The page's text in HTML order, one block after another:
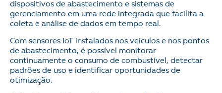
dispositivos de abastecimento e sistemas de
gerenciamento em uma rede integrada que facilita a
coleta e análise de dados em tempo real.
Com sensores IoT instalados nos veículos e nos pontos
de abastecimento, é possível monitorar
continuamente o consumo de combustível, detectar
padrões de uso e identificar oportunidades de
otimização.